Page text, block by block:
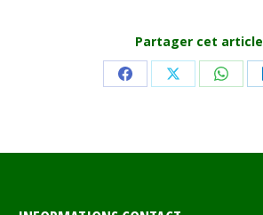
Partager cet article
Share Share Share